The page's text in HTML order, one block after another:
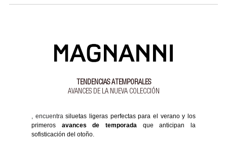
TENDENCIAS ATEMPORALES
AVANCES DE LA NUEVA COLECCIÓN
, encuentrasiluetas ligeras perfectas para el verano y los
primeros avances de temporada que anticipan la
sofisticación del otoño.